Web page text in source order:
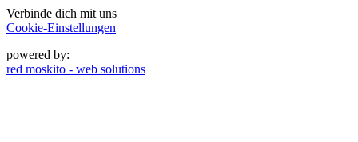
Verbinde dich mit uns
Cookie-Einstellungen
powered by:
red moskito - web solutions